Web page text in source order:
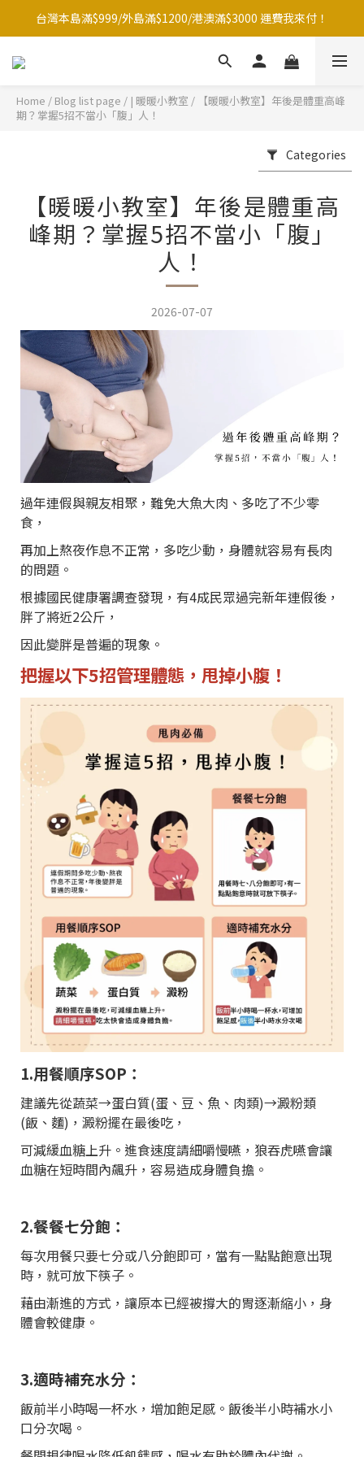
台灣本島滿$999/外島滿$1200/港澳滿$3000 運費我來付！
台灣本島滿$999/外島滿$1200/港澳滿$3000 運費我來付！
點☝️加入LINE官方帳號綁定好友再領取$50購物金
Home / Blog list page / | 暖暖小教室 /
【暖暖小教室】年後是體重高峰
期？掌握5招不當小「腹」人！
Categories
【暖暖小教室】年後是體重高
峰期？掌握5招不當小「腹」
人！
2026-07-07
過年連假與親友相聚，難免大魚大肉、多吃了不少零
食，
再加上熬夜作息不正常，多吃少動，身體就容易有長肉
的問題。
根據國民健康署調查發現，有4成民眾過完新年連假後，
胖了將近2公斤，
因此變胖是普遍的現象。
把握以下5招管理體態，甩掉小腹！
1.用餐順序SOP：
建議先從蔬菜→蛋白質(蛋、豆、魚、肉類)→澱粉類
(飯、麵)，澱粉擺在最後吃，
可減緩血糖上升。進食速度請細嚼慢嚥，狼吞虎嚥會讓
血糖在短時間內飆升，容易造成身體負擔。
2.餐餐七分飽：
每次用餐只要七分或八分飽即可，當有一點點飽意出現
時，就可放下筷子。
藉由漸進的方式，讓原本已經被撐大的胃逐漸縮小，身
體會較健康。
3.適時補充水分：
飯前半小時喝一杯水，增加飽足感。飯後半小時補水小
口分次喝。